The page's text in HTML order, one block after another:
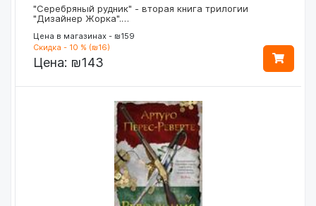
"Серебряный рудник" - вторая книга трилогии
"Дизайнер Жорка".…
Цена в магазинах - ₪159
Скидка - 10 % (₪16)
Цена: ₪143